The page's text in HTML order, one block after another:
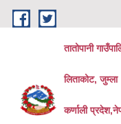
Skip to main content
तातोपानी
लिताकोट, जुम्ला
कर्णाली